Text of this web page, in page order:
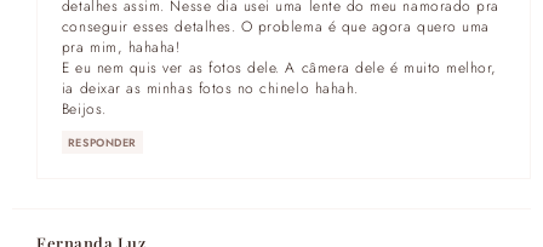
detalhes assim. Nesse dia usei uma lente do meu namorado pra
conseguir esses detalhes. O problema é que agora quero uma
pra mim, hahaha!
E eu nem quis ver as fotos dele. A câmera dele é muito melhor,
ia deixar as minhas fotos no chinelo hahah.
Beijos.
RESPONDER